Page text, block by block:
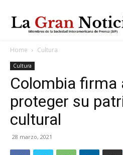
Home Cultura
Cultura
Colombia firma
proteger su
cultural
28 marzo, 2021